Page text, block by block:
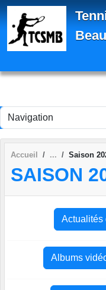
Beau
Accueil Saison
SAISON
Actualités
Albums
Panneau de gestion des